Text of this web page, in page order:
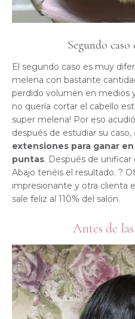
Segundo caso
El segundo caso es muy
melena con bastante
perdido volumen en medios
no quería cortar el cabello
super melena! Por eso
después de estudiar su caso,
extensiones para ganar
puntas. Después de
Abajo tenéis el resultado. ?
impresionante y otra clienta
sale feliz al 110% del salón.
Antes de